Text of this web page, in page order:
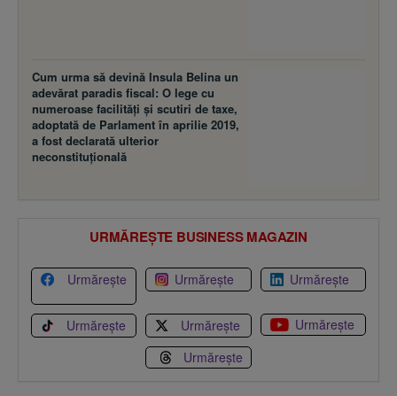
Cum urma să devină Insula Belina un
adevărat paradis fiscal: O lege cu
numeroase facilităţi şi scutiri de taxe,
adoptată de Parlament în aprilie 2019,
a fost declarată ulterior
neconstituţională
URMĂREȘTE BUSINESS MAGAZIN
Urmărește Urmărește Urmărește
Urmărește Urmărește
Urmărește
Urmărește